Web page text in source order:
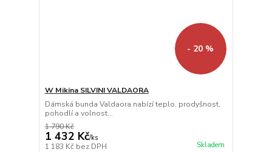
- 20 %
W Mikina SILVINI VALDAORA
Dámská bunda Valdaora nabízí teplo, prodyšnost,
pohodlí a volnost...
1 790 Kč
1 432 Kč/ks
1 183 Kč bez DPH Skladem